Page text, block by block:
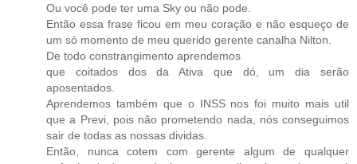
Ou você pode ter uma Sky ou não pode.
Então essa frase ficou em meu coração e não esqueço de
um só momento de meu querido gerente canalha Nilton.
De todo constrangimento aprendemos
que coitados dos da Ativa que dó, um dia serão
aposentados.
Aprendemos também que o INSS nos foi muito mais util
que a Previ, pois não prometendo nada, nós conseguimos
sair de todas as nossas dividas.
Então, nunca cotem com gerente algum de qualquer